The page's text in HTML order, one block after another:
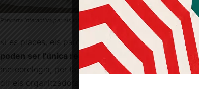
Pancarta interactiva per als infants © Consell de la Joventut de Barcelona
«Les places, els parcs i els patis oberts són espais
poden ser l’única resposta
. Sense local, tot queda
meteorologia, per la disponibilitat de l’espai públic
dir els organitzadors en el manifest. «
mitjançant